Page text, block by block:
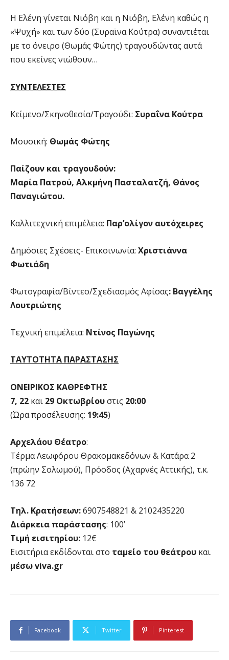
Η Ελένη γίνεται Νιόβη και η Νιόβη, Ελένη καθώς η
«Ψυχή» και των δύο (Συραϊνα Κούτρα) συναντιέται
με το όνειρο (Θωμάς Φώτης) τραγουδώντας αυτά
που εκείνες νιώθουν…
ΣΥΝΤΕΛΕΣΤΕΣ
Κείμενο/Σκηνοθεσία/Τραγούδι: Συραΐνα Κούτρα
Μουσική: Θωμάς Φώτης
Παίζουν και τραγουδούν:
Μαρία Πατρού, Αλκμήνη Πασταλατζή, Θάνος
Παναγιώτου.
Καλλιτεχνική επιμέλεια: Παρ’ολίγον αυτόχειρες
Δημόσιες Σχέσεις- Επικοινωνία: Χριστιάννα
Φωτιάδη
Φωτογραφία/Βίντεο/Σχεδιασμός Αφίσας: Βαγγέλης
Λουτριώτης
Τεχνική επιμέλεια: Ντίνος Παγώνης
ΤΑΥΤΟΤΗΤΑ ΠΑΡΑΣΤΑΣΗΣ
ΟΝΕΙΡΙΚΟΣ ΚΑΘΡΕΦΤΗΣ
7, 22 και 29 Οκτωβρίουστις 20:00
(Ώρα προσέλευσης: 19:45)
Αρχελάου Θέατρο:
Τέρμα Λεωφόρου Θρακομακεδόνων & Κατάρα 2
(πρώην Σολωμού), Πρόοδος (Αχαρνές Αττικής), τ.κ.
136 72
Τηλ. Κρατήσεων:6907548821 & 2102435220
Διάρκεια παράστασης: 100’
Τιμή εισιτηρίου: 12€
Εισιτήρια εκδίδονται στο ταμείο του θεάτρου και
μέσω viva.gr
Facebook Twitter Pinterest